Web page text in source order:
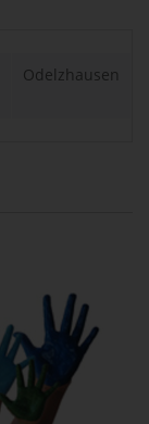
Odelzhausen